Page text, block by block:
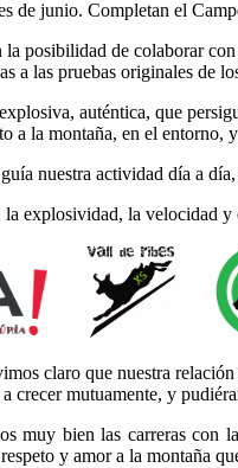
de junio. Completan el
posibilidad de colaborar
a las pruebas originales de
auténtica, que
a la montaña, en el entorno,
nuestra actividad día a
la explosividad, la velocidad
claro que nuestra relación
crecer mutuamente, y
muy bien las carreras con
y amor a la montaña